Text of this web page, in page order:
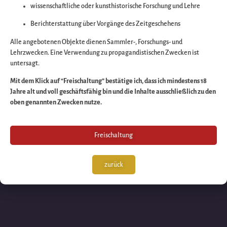
Wir arbeiten an
großartigen Sache
schauen Sie bald
wieder vorbei!
wissenschaftliche oder kunsthistorische Forschung und Lehre
Berichterstattung über Vorgänge des Zeitgeschehens
Alle angebotenen Objekte dienen Sammler-, Forschungs- und
Lehrzwecken. Eine Verwendung zu propagandistischen Zwecken ist
untersagt.
Mit dem Klick auf “Freischaltung” bestätige ich, dass ich mindestens 18
Jahre alt und voll geschäftsfähig bin und die Inhalte ausschließlich zu den
oben genannten Zwecken nutze.
Freischaltung
zurück